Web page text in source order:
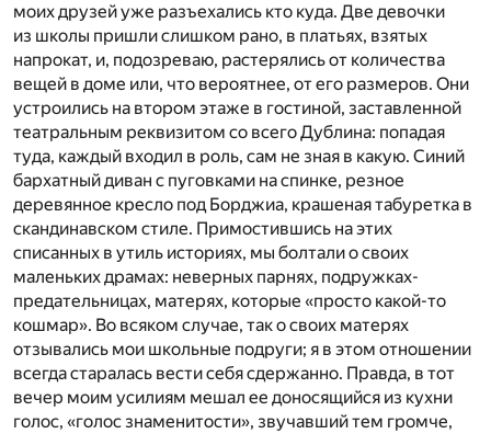
моих друзей уже разъехались кто куда. Две девочки
из школы пришли слишком рано, в платьях, взятых
напрокат, и, подозреваю, растерялись от количества
вещей в доме или, что вероятнее, от его размеров. Они
устроились на втором этаже в гостиной, заставленной
театральным реквизитом со всего Дублина: попадая
туда, каждый входил в роль, сам не зная в какую. Синий
бархатный диван с пуговками на спинке, резное
деревянное кресло под Борджиа, крашеная табуретка в
скандинавском стиле. Примостившись на этих
списанных в утиль историях, мы болтали о своих
маленьких драмах: неверных парнях, подружках-
предательницах, матерях, которые «просто какой-то
кошмар». Во всяком случае, так о своих матерях
отзывались мои школьные подруги; я в этом отношении
всегда старалась вести себя сдержанно. Правда, в тот
вечер моим усилиям мешал ее доносящийся из кухни
голос, «голос знаменитости», звучавший тем громче,